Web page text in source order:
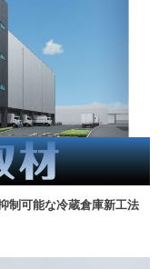
制可能な冷蔵倉庫新工法